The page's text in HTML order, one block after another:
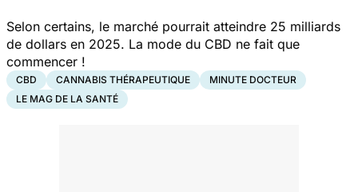
Selon certains, le marché pourrait atteindre 25 milliards
de dollars en 2025. La mode du CBD ne fait que
commencer !
CBD CANNABIS THÉRAPEUTIQUE
MINUTE DOCTEUR
LE MAG DE LA SANTÉ